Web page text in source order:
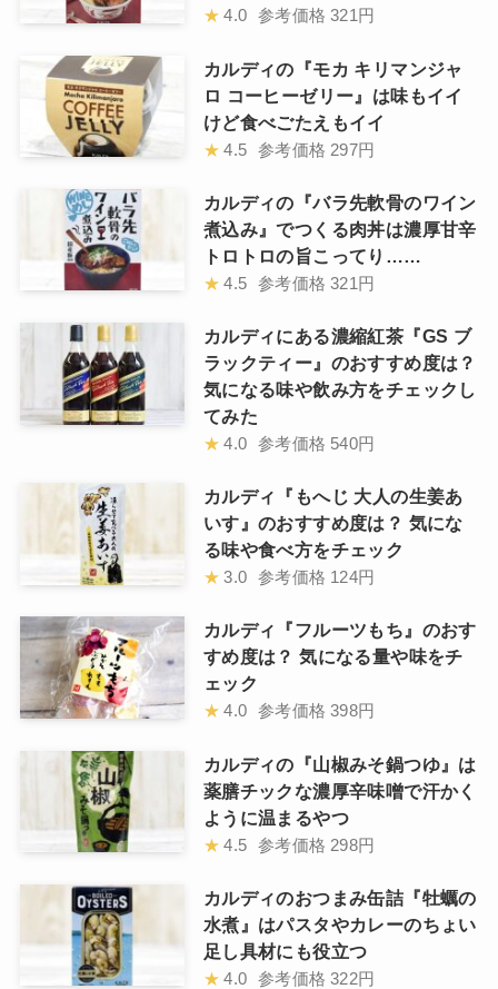
★ 4.0 参考価格 321円
カルディの『モカ キリマンジャ
ロ コーヒーゼリー』は味もイイ
けど食べごたえもイイ
★ 4.5 参考価格 297円
カルディの『バラ先軟骨のワイン
煮込み』でつくる肉丼は濃厚甘辛
トロトロの旨こってり……
★ 4.5 参考価格 321円
カルディにある濃縮紅茶『GS ブ
ラックティー』のおすすめ度は？
気になる味や飲み方をチェックし
てみた
★ 4.0 参考価格 540円
カルディ『もへじ 大人の生姜あ
いす』のおすすめ度は？ 気にな
る味や食べ方をチェック
★ 3.0 参考価格 124円
カルディ『フルーツもち』のおす
すめ度は？ 気になる量や味をチ
ェック
★ 4.0 参考価格 398円
カルディの『山椒みそ鍋つゆ』は
薬膳チックな濃厚辛味噌で汗かく
ように温まるやつ
★ 4.5 参考価格 298円
カルディのおつまみ缶詰『牡蠣の
水煮』はパスタやカレーのちょい
足し具材にも役立つ
★ 4.0 参考価格 322円